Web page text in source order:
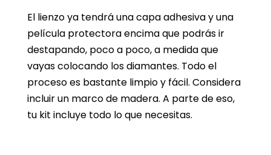
El lienzo ya tendrá una capa adhesiva y una
película protectora encima que podrás ir
destapando, poco a poco, a medida que
vayas colocando los diamantes. Todo el
proceso es bastante limpio y fácil. Considera
incluir un marco de madera. A parte de eso,
tu kit incluye todo lo que necesitas.